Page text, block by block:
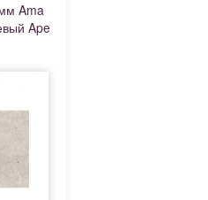
Ama
Ape